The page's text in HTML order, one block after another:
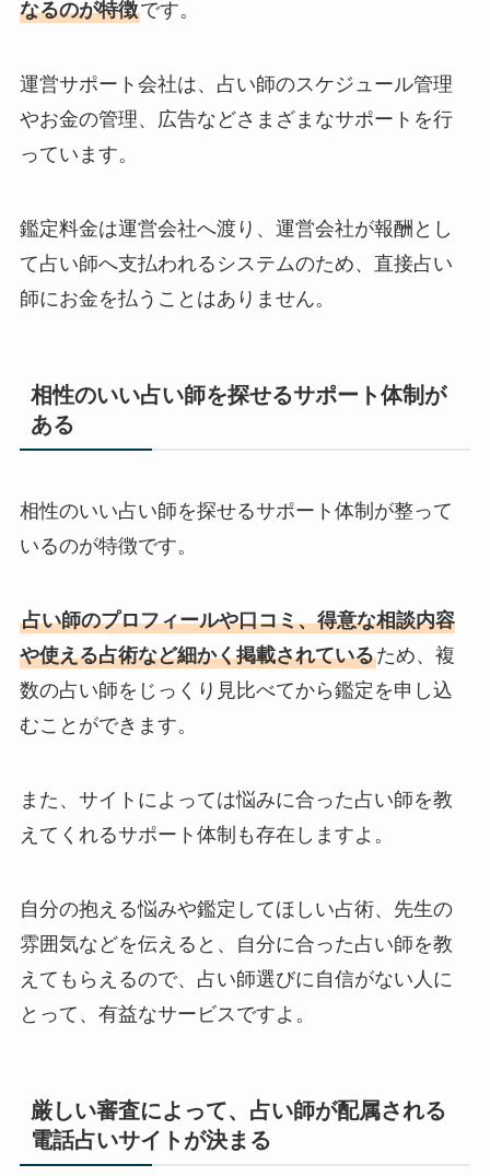
なるのが特徴です。
運営サポート会社は、占い師のスケジュール管理
やお金の管理、広告などさまざまなサポートを行
っています。
鑑定料金は運営会社へ渡り、運営会社が報酬とし
て占い師へ支払われるシステムのため、直接占い
師にお金を払うことはありません。
相性のいい占い師を探せるサポート体制が
ある
相性のいい占い師を探せるサポート体制が整って
いるのが特徴です。
占い師のプロフィールや口コミ、得意な相談内容
や使える占術など細かく掲載されているため、複
数の占い師をじっくり見比べてから鑑定を申し込
むことができます。
また、サイトによっては悩みに合った占い師を教
えてくれるサポート体制も存在しますよ。
自分の抱える悩みや鑑定してほしい占術、先生の
雰囲気などを伝えると、自分に合った占い師を教
えてもらえるので、占い師選びに自信がない人に
とって、有益なサービスですよ。
厳しい審査によって、占い師が配属される
電話占いサイトが決まる